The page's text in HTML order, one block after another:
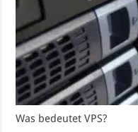
Was bedeutet VPS?